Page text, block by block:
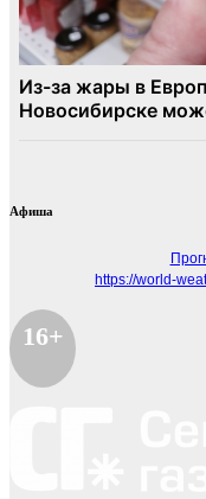
Афиша
https://world-
16+